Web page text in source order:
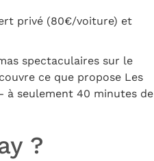
privé (80€/voiture) et
spectaculaires sur le
ce que propose Les
à seulement 40 minutes de
?